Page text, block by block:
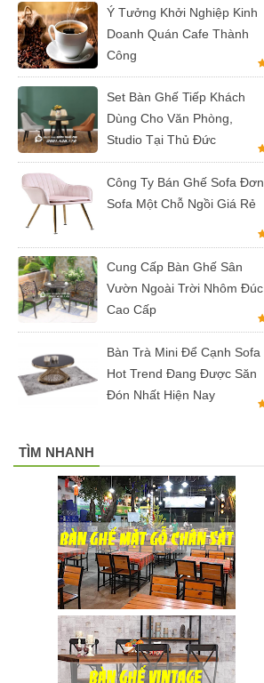
bàn ăn hot
trend 2023
trong suốt,
ghế xoay
trong suốt
Ghế Eames
chân gỗ bọc
vải bố xanh
xám GLM27-
cho quán
cafe, cửa
Tp.HCM
Ghế chân
xoay mặt
ngồi đệm
GLM48-ghế
tiếp khách,
văn phòng
tại Tp.HCM
Ý Tưởng Khởi Nghiệp Kinh
Doanh Quán Cafe Thành
Công
Set Bàn Ghế Tiếp Khách
Dùng Cho Văn Phòng,
Studio Tại Thủ Đức
Công Ty Bán Ghế Sofa Đơn,
Sofa Một Chỗ Ngồi Giá Rẻ
Cung Cấp Bàn Ghế Sân
Vườn Ngoài Trời Nhôm Đúc
Cao Cấp
Bàn Trà Mini Để Cạnh Sofa
Hot Trend Đang Được Săn
Đón Nhất Hiện Nay
TÌM NHANH